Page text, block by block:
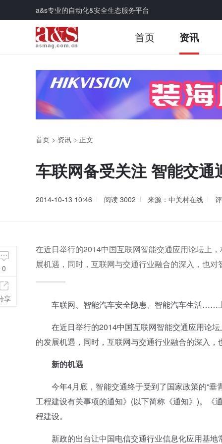
a&s专业的自动化&安全生态服务平台
首页 资讯
首页 > 资讯 > 正文
车联网备受关注 智能交通
2014-10-13 10:46 阅读 3002 来源：中关村在线
在近日举行的2014中国互联网智能交通应用论坛上
展机遇，同时，互联网与交通行业融合的深入，也
车联网、智能汽车安全隐患、智能汽车生活……上
在近日举行的2014中国互联网智能交通应用论坛
的发展机遇，同时，互联网与交通行业融合的深入
新的机遇
今年4月底，智能交通终于受到了国家政策的“垂
工程建设有关事项的通知》(以下简称《通知》)。《
程建设。
新政的出台让中国电信交通行业信息化应用基地
0
享